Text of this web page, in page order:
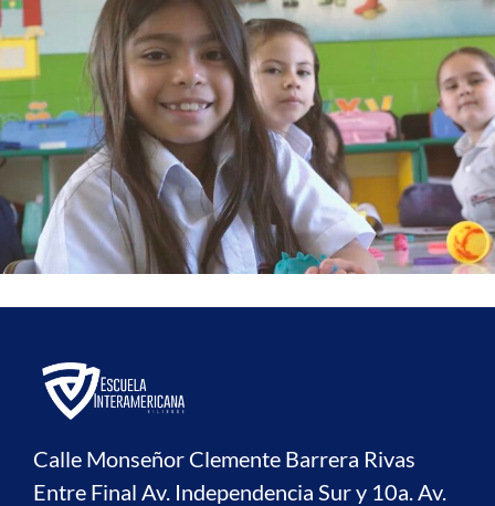
Calle Monseñor Clemente Barrera Rivas
Entre Final Av. Independencia Sur y 10a. Av.